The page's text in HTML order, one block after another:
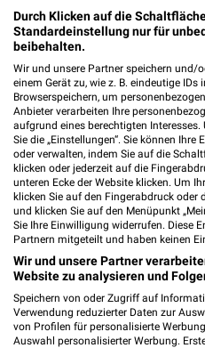
39 km
Angebote ab 01.08.
Noch heute gültig
XXXLutz
Durch Klicken auf die
Standardeinstellung nur für
beibehalten.
Wir und unsere Partner speichern
einem Gerät zu, wie z. B. eindeutige IDs
Browserspeichern, um
Anbieter verarbeiten Ihre
aufgrund eines berechtigten
Sie die „Einstellungen“. Sie können
oder verwalten, indem Sie auf die
klicken oder jederzeit auf die
unteren Ecke der Website klicken. Um
klicken Sie auf den Fingerabdruck oder
und klicken Sie auf den Menüpunkt
Sie Ihre Einwilligung widerrufen. Diese
Partnern mitgeteilt und haben keinen
Wir und unsere Partner
Website zu analysieren und
Speichern von oder Zugriff auf
Verwendung reduzierter Daten zur
von Profilen für personalisierte
Auswahl personalisierter Werbung.